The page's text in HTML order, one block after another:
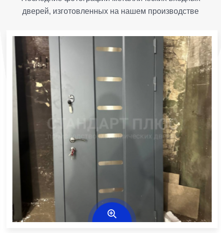
дверей, изготовленных на нашем производстве